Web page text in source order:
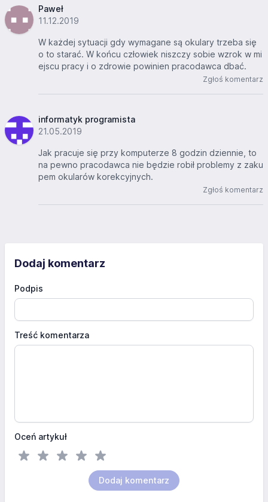
Paweł
11.12.2019
W każdej sytuacji gdy wymagane są okulary trzeba się
o to starać. W końcu człowiek niszczy sobie wzrok w mi
ejscu pracy i o zdrowie powinien pracodawca dbać.
Zgłoś komentarz
informatyk programista
21.05.2019
Jak pracuje się przy komputerze 8 godzin dziennie, to
na pewno pracodawca nie będzie robił problemy z zaku
pem okularów korekcyjnych.
Zgłoś komentarz
Dodaj komentarz
Podpis
Treść komentarza
Oceń artykuł
Dodaj komentarz